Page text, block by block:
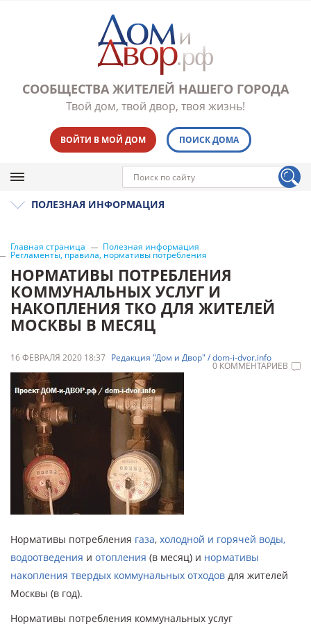
СООБЩЕСТВА ЖИТЕЛЕЙ НАШЕГО ГОРОДА
Твой дом, твой двор, твоя жизнь!
ВОЙТИ В МОЙ ДОМ ПОИСК ДОМА
ПОЛЕЗНАЯ ИНФОРМАЦИЯ
Главная страница Полезная информация
Регламенты, правила, нормативы потребления
НОРМАТИВЫ ПОТРЕБЛЕНИЯ
КОММУНАЛЬНЫХ УСЛУГ И
НАКОПЛЕНИЯ ТКО ДЛЯ ЖИТЕЛЕЙ
МОСКВЫ В МЕСЯЦ
16 ФЕВРАЛЯ 2020 18:37 Редакция "Дом и Двор" / dom-i-dvor.info
0 КОММЕНТАРИЕВ
Нормативы потребления газа, холодной и горячей воды,
водоотведения и отопления (в месяц) и нормативы
накопления твердых коммунальных отходов для жителей
Москвы (в год).
Нормативы потребления коммунальных услуг